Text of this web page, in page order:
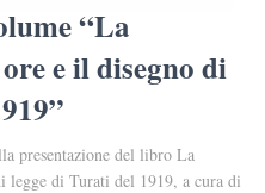
“La
e il disegno di
presentazione del libro La
legge di Turati del 1919, a cura di